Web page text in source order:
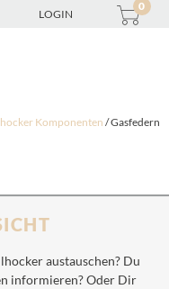
LOGIN
0
Komponenten / Gasfedern
austauschen? Du
informieren? Oder Dir